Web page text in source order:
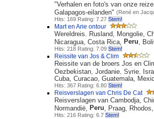
"Verhalen en foto's van onze
Galapagos-eilanden" (René en
Hits: 169 Rating: 7.27 Stem!
Mart en Arie ontour
Wereldreis. Rusland, Mongolie,
Nicaragua, Costa Rica, Peru ,
Hits: 218 Rating: 7.09 Stem!
Reissite van Jos & Clim
Reissite van de broers Jos en
Oezbekistan, Jordanie, Syrie,
Cuba, Curacao, Guatemala,
Hits: 367 Rating: 6.80 Stem!
Reisverslagen van Chris De Cat
Reisverslagen van Cambodja,
Normandië, Peru , Praag,
Hits: 216 Rating: 6.7 Stem!